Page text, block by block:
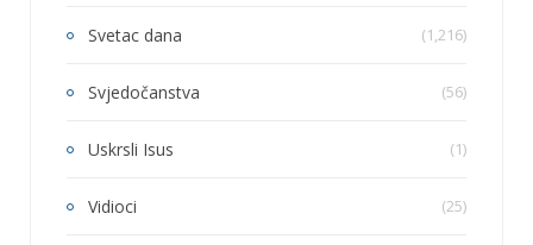
Svetac dana (1,216)
Svjedočanstva (56)
Uskrsli Isus (1)
Vidioci (25)